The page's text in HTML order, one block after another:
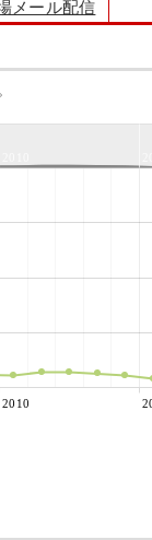
メール配信
2010